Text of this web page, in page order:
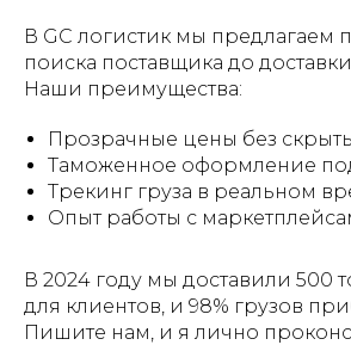
В GC логистик мы предлагаем
поиска поставщика до
Наши преимущества:
Прозрачные цены без
Таможенное оформление
Трекинг груза в реальном
Опыт работы с
В 2024 году мы доставили 500
для клиентов, и 98% грузов
Пишите нам, и я лично